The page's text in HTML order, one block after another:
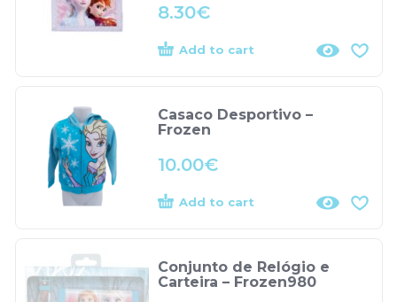
8.30€
Add to cart
Casaco Desportivo –
Frozen
10.00€
Add to cart
Conjunto de Relógio e
Carteira – Frozen980